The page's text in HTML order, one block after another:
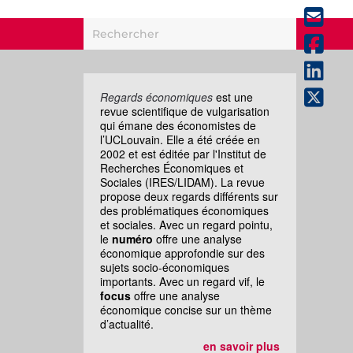
Regards économiques est une
revue scientifique de vulgarisation
qui émane des économistes de
l’UCLouvain. Elle a été créée en
2002 et est éditée par l'Institut de
Recherches Économiques et
Sociales (IRES/LIDAM). La revue
propose deux regards différents sur
des problématiques économiques
et sociales. Avec un regard pointu,
le numéro offre une analyse
économique approfondie sur des
sujets socio-économiques
importants. Avec un regard vif, le
focus offre une analyse
économique concise sur un thème
d’actualité.
en savoir plus